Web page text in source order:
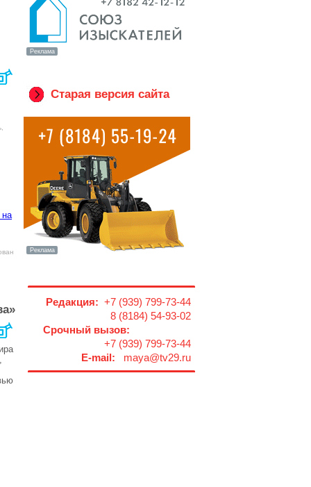
на
Старая версия сайта
Редакция: +7 (939) 799-73-44
8 (8184) 54-93-02
Срочный вызов:
+7 (939) 799-73-44
E-mail: maya@tv29.ru